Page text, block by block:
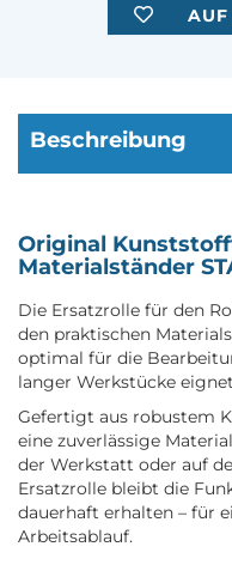
AUF
Beschreibung
Original
Materialständer
Die Ersatzrolle für den
den praktischen
optimal für die
langer Werkstücke
Gefertigt aus robustem
eine zuverlässige
der Werkstatt oder auf
Ersatzrolle bleibt die
dauerhaft erhalten – für
Arbeitsablauf.